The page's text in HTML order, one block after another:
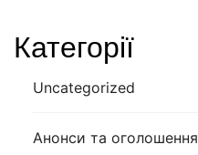
Категорії
Uncategorized
Анонси та оголошення